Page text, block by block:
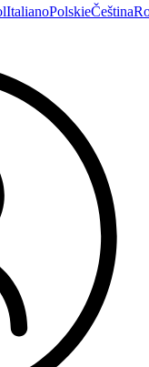
ItalianoPolskieČeština